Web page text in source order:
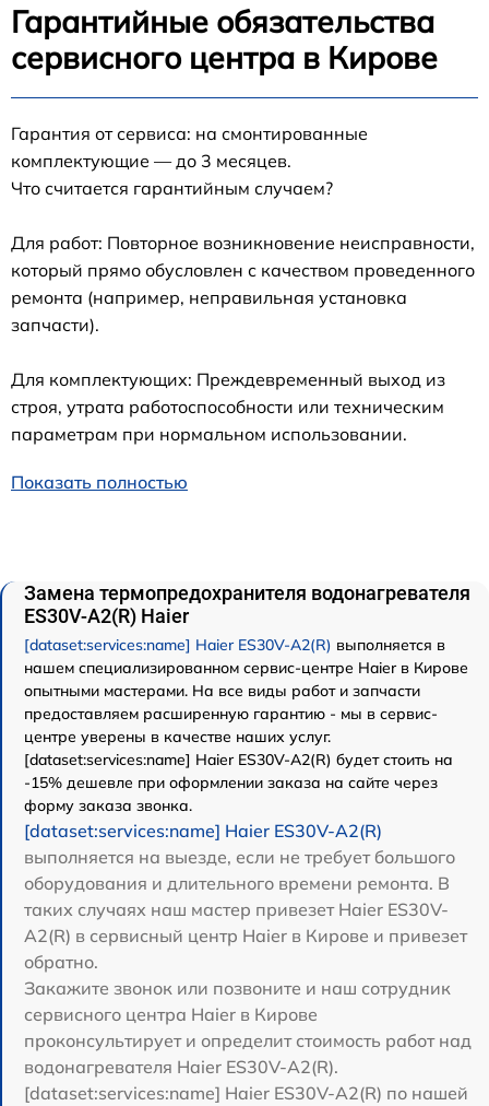
Гарантийные обязательства
сервисного центра в Кирове
Гарантия от сервиса: на смонтированные
комплектующие — до 3 месяцев.
Что считается гарантийным случаем?
Для работ: Повторное возникновение неисправности,
который прямо обусловлен с качеством проведенного
ремонта (например, неправильная установка
запчасти).
Для комплектующих: Преждевременный выход из
строя, утрата работоспособности или техническим
параметрам при нормальном использовании.
Показать полностью
Замена термопредохранителя водонагревателя
ES30V-A2(R) Haier
[dataset:services:name] Haier ES30V-A2(R) выполняется в
нашем специализированном сервис-центре Haier в Кирове
опытными мастерами. На все виды работ и запчасти
предоставляем расширенную гарантию - мы в сервис-
центре уверены в качестве наших услуг.
[dataset:services:name] Haier ES30V-A2(R) будет стоить на
-15% дешевле при оформлении заказа на сайте через
форму заказа звонка.
[dataset:services:name] Haier ES30V-A2(R)
выполняется на выезде, если не требует большого
оборудования и длительного времени ремонта. В
таких случаях наш мастер привезет Haier ES30V-
A2(R) в сервисный центр Haier в Кирове и привезет
обратно.
Закажите звонок или позвоните и наш сотрудник
сервисного центра Haier в Кирове
проконсультирует и определит стоимость работ над
водонагревателя Haier ES30V-A2(R).
[dataset:services:name] Haier ES30V-A2(R) по нашей